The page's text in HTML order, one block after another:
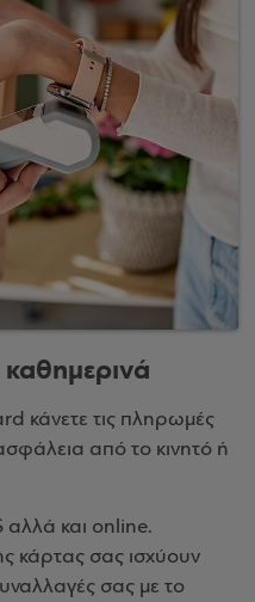
κάνετε τις πληρωμές
από το κινητό ή
και online.
κάρτας σας ισχύουν
σας με το